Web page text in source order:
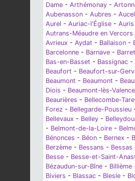
Dame - Arthémonay -
Aubenasson - Aubres -
Aurel - Auriac-l'Église - Auris
Autrans-Méaudre en Vercors
Avrieux - Aydat - Ballaison -
Barcelonne - Barnave -
Bas-en-Basset - Bassignac -
Beaufort - Beaufort-sur-
Beaumont - Beaumont -
Diois - Beaumont-lès-Valence
Beaurières - Bellecombe-
Forez - Bellegarde-Poussieu
Bellevaux - Belley -
- Belmont-de-la-Loire -
Bénonces - Béon - Bernex -
Berzème - Bessans - Bessas
Besse - Besse-et-Saint-
Bézaudun-sur-Bîne - Billième
Biviers - Blassac - Blesle -